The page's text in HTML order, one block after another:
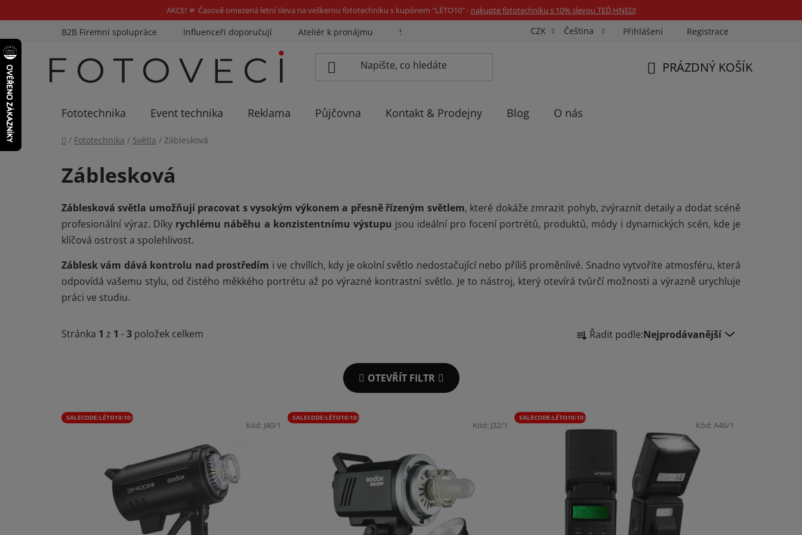
AKCE! 🫵 Časově omezená letní sleva na veškerou fototechniku s kupónem "LÉTO10" - nakupte fototechniku s 10% slevou TEĎ HNED!
na
obsah
B2B Firemní spolupráce Influenceři doporučují Ateliér k pronájmu Sázíme stromky Eventovka Fotospin Neony na míru Průkazové Foto
CZK Čeština Přihlášení Registrace
PRÁZDNÝ KOŠÍK
Fototechnika Event technika Reklama Půjčovna Kontakt & Prodejny Blog O nás
Domů
/ Fototechnika / Světla / Záblesková
Záblesková
Záblesková světla umožňují pracovat s vysokým výkonem a přesně řízeným světlem, které dokáže zmrazit pohyb, zvýraznit detaily a dodat scéně
profesionální výraz. Díky rychlému náběhu a konzistentnímu výstupu jsou ideální pro focení portrétů, produktů, módy i dynamických scén, kde je
klíčová ostrost a spolehlivost.
Záblesk vám dává kontrolu nad prostředím i ve chvílích, kdy je okolní světlo nedostačující nebo příliš proměnlivé. Snadno vytvoříte atmosféru, která
odpovídá vašemu stylu, od čistého měkkého portrétu až po výrazné kontrastní světlo. Je to nástroj, který otevírá tvůrčí možnosti a výrazně urychluje
práci ve studiu.
Stránka 1 z 1 -3 položek celkem Ř
a
p
r
t
ů
Řadit podle:Nejprodávanější
OTEVŘÍT FILTR
V
ý
SALECODE:LÉTO10:10:%
Kód: J40/1
SALECODE:LÉTO10:10:%
Kód: J32/1
SALECODE:LÉTO10:10:%
Kód: A46/1